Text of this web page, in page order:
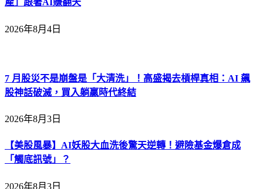
產」跟著AI賺翻天
2026年8月4日
7 月股災不是崩盤是「大清洗」！高盛揭去槓桿真相：AI 飆
股神話破滅，買入躺贏時代終結
2026年8月3日
【美股風暴】AI妖股大血洗後驚天逆轉！避險基金爆倉成
「觸底訊號」？
2026年8月3日